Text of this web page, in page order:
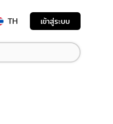
TH เข้าสู่ระบบ